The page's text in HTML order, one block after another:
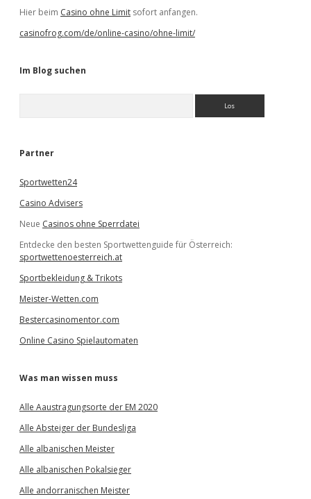
Hier beim Casino ohne Limit sofort anfangen.
casinofrog.com/de/online-casino/ohne-limit/
Im Blog suchen
e
Partner
Sportwetten24
Casino Advisers
Neue Casinos ohne Sperrdatei
Entdecke den besten Sportwettenguide für Österreich:
sportwettenoesterreich.at
Sportbekleidung & Trikots
Meister-Wetten.com
Bestercasinomentor.com
Online Casino Spielautomaten
Was man wissen muss
Alle Aaustragungsorte der EM 2020
Alle Absteiger der Bundesliga
Alle albanischen Meister
Alle albanischen Pokalsieger
Alle andorranischen Meister